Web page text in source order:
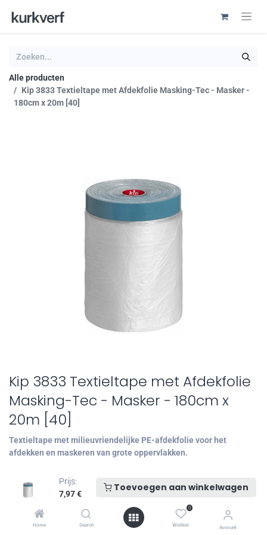
Prijs:
7,97€
Toevoegen aan winkelwagen
Home Search
0
Wishlist Account
Alle producten
Kip 3833 Textieltape met Afdekfolie Masking-Tec - Masker -
180cm x 20m [40]
Kip 3833 Textieltape met Afdekfolie
Masking-Tec - Masker - 180cm x
20m [40]
Textieltape met milieuvriendelijke PE-afdekfolie voor het
afdekken en maskeren van grote oppervlakken.
• toepasbaar op vele soorten ondergronden binnen- en
buitenshuis
• de folie hecht aan de ondergrond door statische lading
• 10 dagen weerbestendig tot 30°C